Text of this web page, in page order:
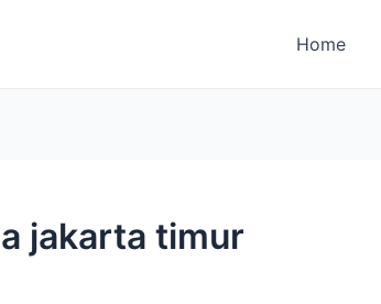
Home
jakarta timur